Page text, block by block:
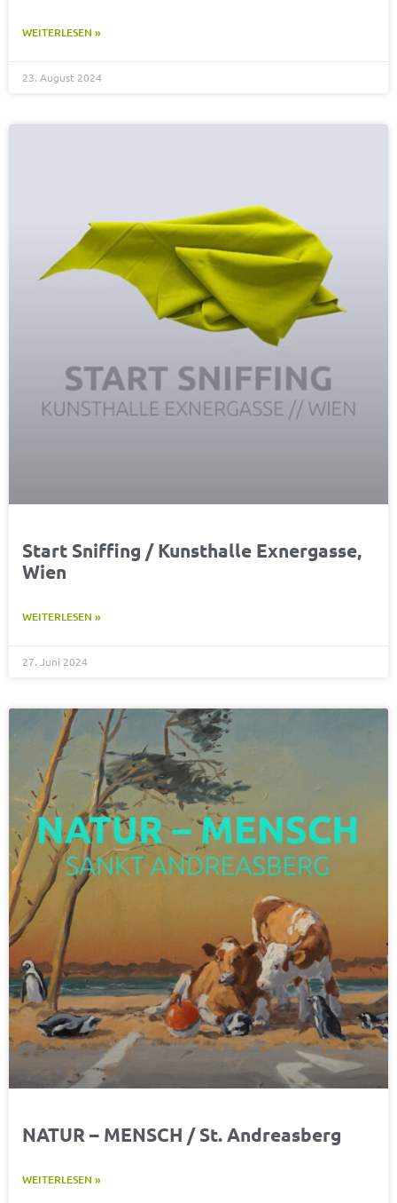
WEITERLESEN »
23. August 2024
Start Sniffing / Kunsthalle Exnergasse,
Wien
WEITERLESEN »
27. Juni 2024
NATUR – MENSCH / St. Andreasberg
WEITERLESEN »